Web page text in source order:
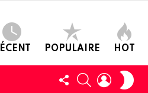
POPULAIRE HOT
SUIVEZ-
NOUS
CHERCHER
LOGIN